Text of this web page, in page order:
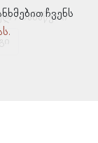
7 ჩანაწერი
ჩვენს